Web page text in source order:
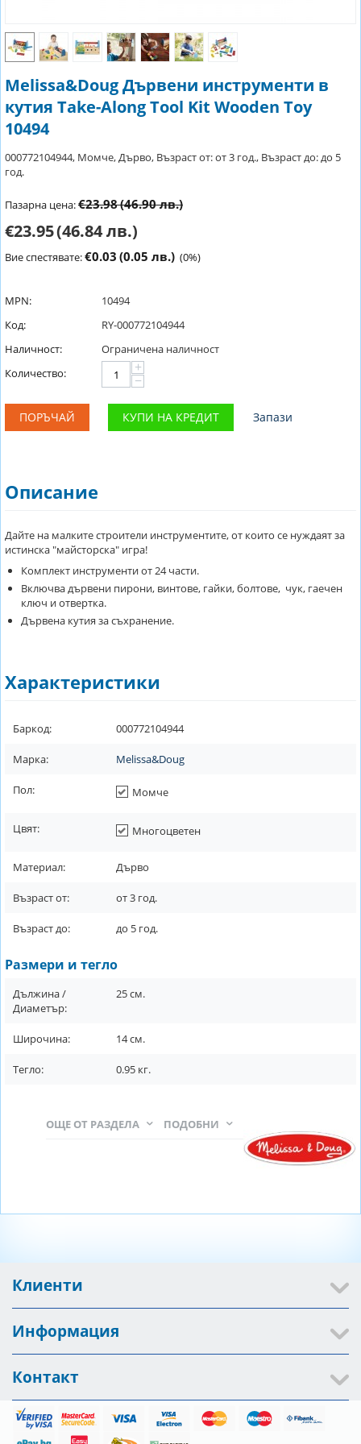
Melissa&Doug Дървени инструменти в
кутия Take-Along Tool Kit Wooden Toy
10494
000772104944, Момче, Дърво, Възраст от: от 3 год., Възраст до: до 5
год.
Пазарна цена:€23.98(46.90 лв.)
€23.95(46.84 лв.)
Вие спестявате:€0.03 (0.05 лв.) (0%)
MPN:
10494
Код:
RY-000772104944
Наличност:
Ограничена наличност
Количество:
+
−
ПОРЪЧАЙ КУПИ НА КРЕДИТ Запази
Описание
Дайте на малките строители инструментите, от които се нуждаят за
истинска "майсторска" игра!
Комплект инструменти от 24 части.
Включва дървени пирони, винтове, гайки, болтове, чук, гаечен
ключ и отвертка.
Дървена кутия за съхранение.
Характеристики
Баркод: 000772104944
Марка: Melissa&Doug
Пол: Момче
Цвят: Многоцветен
Материал: Дърво
Възраст от: от3 год.
Възраст до: до 5 год.
Размери и тегло
Дължина /
Диаметър:
25см.
Широчина: 14см.
Тегло: 0.95 кг.
ПОДОБНИ
ОЩЕ ОТ РАЗДЕЛА
Клиенти
Информация
Контакт